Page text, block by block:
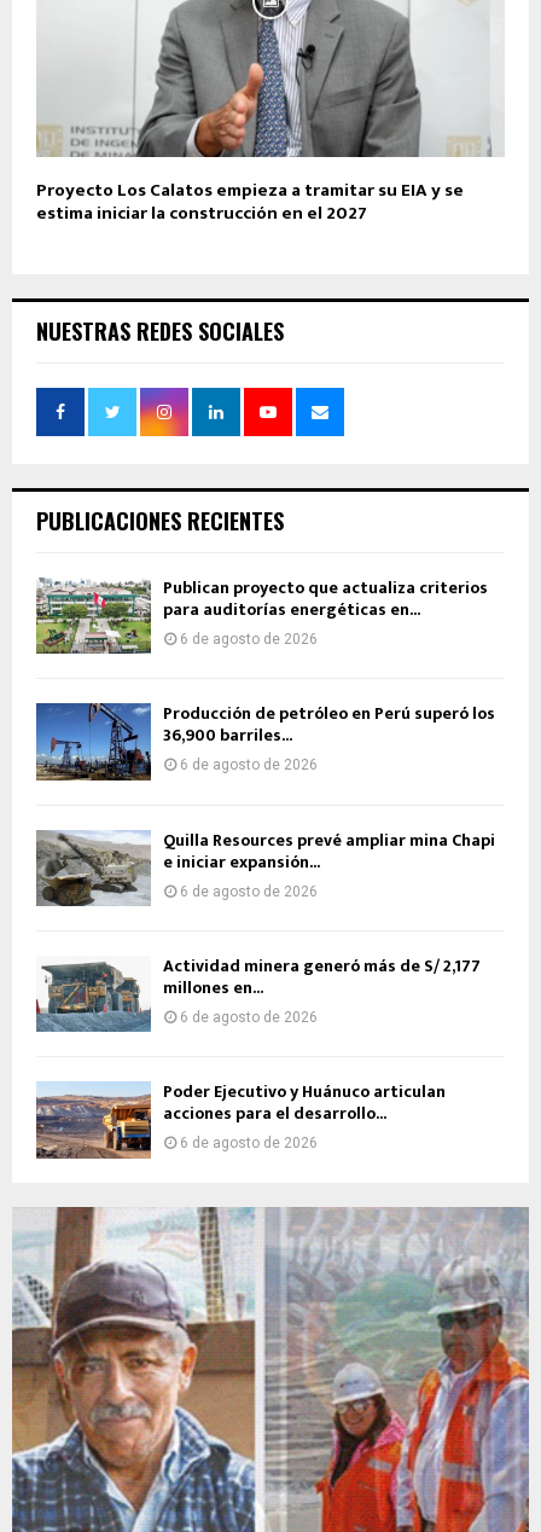
Proyecto Los Calatos empieza a tramitar su EIA y se
estima iniciar la construcción en el 2027
NUESTRAS REDES SOCIALES
PUBLICACIONES RECIENTES
Publican proyecto que actualiza criterios
para auditorías energéticas en...
6 de agosto de 2026
Producción de petróleo en Perú superó los
36,900 barriles...
6 de agosto de 2026
Quilla Resources prevé ampliar mina Chapi
e iniciar expansión...
6 de agosto de 2026
Actividad minera generó más de S/ 2,177
millones en...
6 de agosto de 2026
Poder Ejecutivo y Huánuco articulan
acciones para el desarrollo...
6 de agosto de 2026